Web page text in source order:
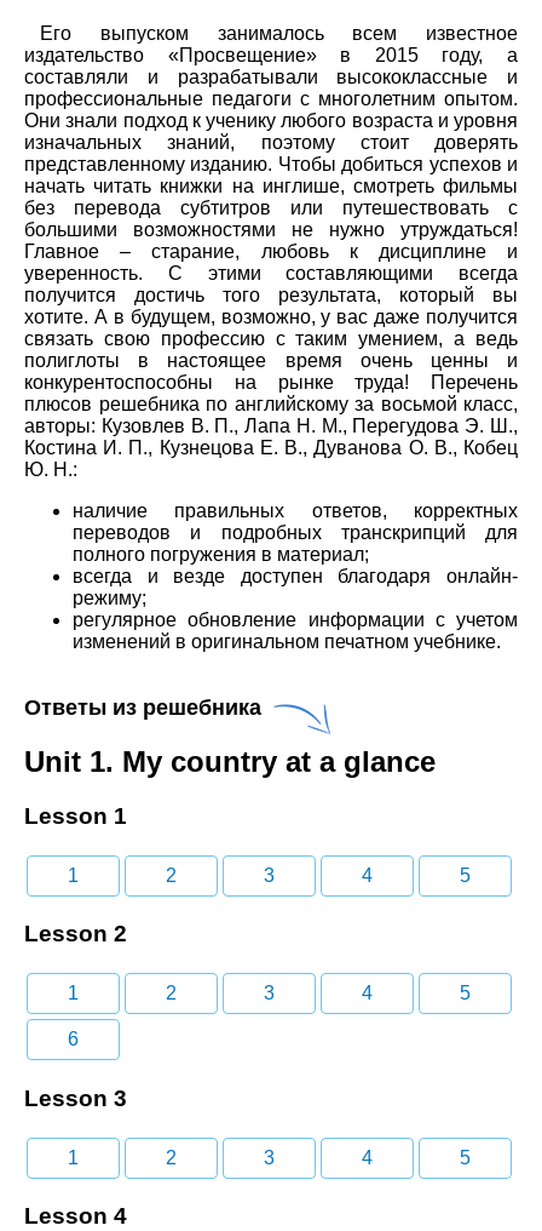
Его выпуском занималось всем известное
издательство «Просвещение» в 2015 году, а
составляли и разрабатывали высококлассные и
профессиональные педагоги с многолетним опытом.
Они знали подход к ученику любого возраста и уровня
изначальных знаний, поэтому стоит доверять
представленному изданию. Чтобы добиться успехов и
начать читать книжки на инглише, смотреть фильмы
без перевода субтитров или путешествовать с
большими возможностями не нужно утруждаться!
Главное – старание, любовь к дисциплине и
уверенность. С этими составляющими всегда
получится достичь того результата, который вы
хотите. А в будущем, возможно, у вас даже получится
связать свою профессию с таким умением, а ведь
полиглоты в настоящее время очень ценны и
конкурентоспособны на рынке труда! Перечень
плюсов решебника по английскому за восьмой класс,
авторы: Кузовлев В. П., Лапа Н. М., Перегудова Э. Ш.,
Костина И. П., Кузнецова Е. В., Дуванова О. В., Кобец
Ю. Н.:
наличие правильных ответов, корректных
переводов и подробных транскрипций для
полного погружения в материал;
всегда и везде доступен благодаря онлайн-
режиму;
регулярное обновление информации с учетом
изменений в оригинальном печатном учебнике.
Ответы из решебника
Unit 1. My country at a glance
Lesson 1
1 2 3 4 5
Lesson 2
1 2 3 4 5
6
Lesson 3
1 2 3 4 5
Lesson 4